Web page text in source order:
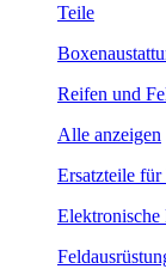
Teile
Reifen und
Alle anzeigen
Ersatzteile für
Elektronische